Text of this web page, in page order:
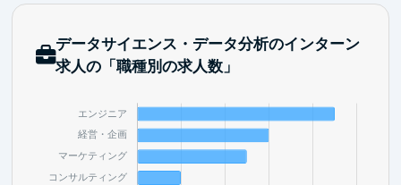
データサイエンス・データ分析のインターン
求人の「職種別の求人数」